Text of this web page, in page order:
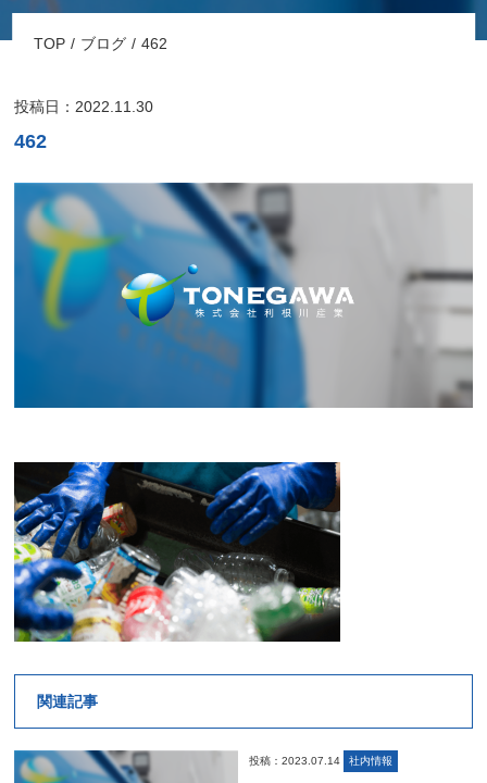
TOP ブログ 462
投稿日：2022.11.30
462
関連記事
投稿：2023.07.14 社内情報